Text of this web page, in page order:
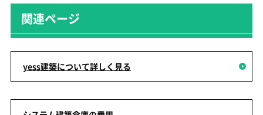
関連ページ
yess建築について詳しく見る